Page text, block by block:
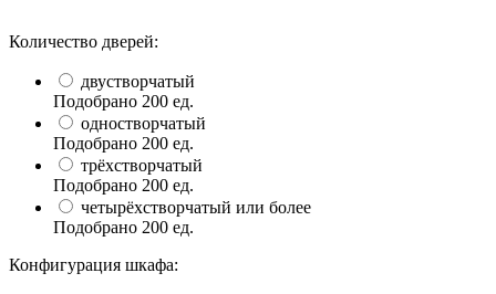
Количество дверей:
двустворчатый
Подобрано 200 ед.
одностворчатый
Подобрано 200 ед.
трёхстворчатый
Подобрано 200 ед.
четырёхстворчатый или более
Подобрано 200 ед.
Конфигурация шкафа: